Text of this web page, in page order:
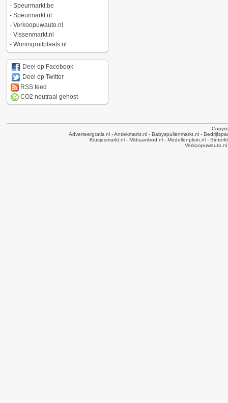
- Speurmarkt.be
- Speurmarkt.nl
- Verkoopuwauto.nl
- Vissenmarkt.nl
- Woningruilplaats.nl
Deel op Facebook
Deel op Twitter
RSS feed
CO2 neutraal gehost
Adverteergratis.nl - Antiekmarkt.nl - Babyspullenmarkt.nl -
Klusjesmarkt.nl- Mkbaanbod.nl- Modellenplein.nl-
Verkoopuwauto.nl